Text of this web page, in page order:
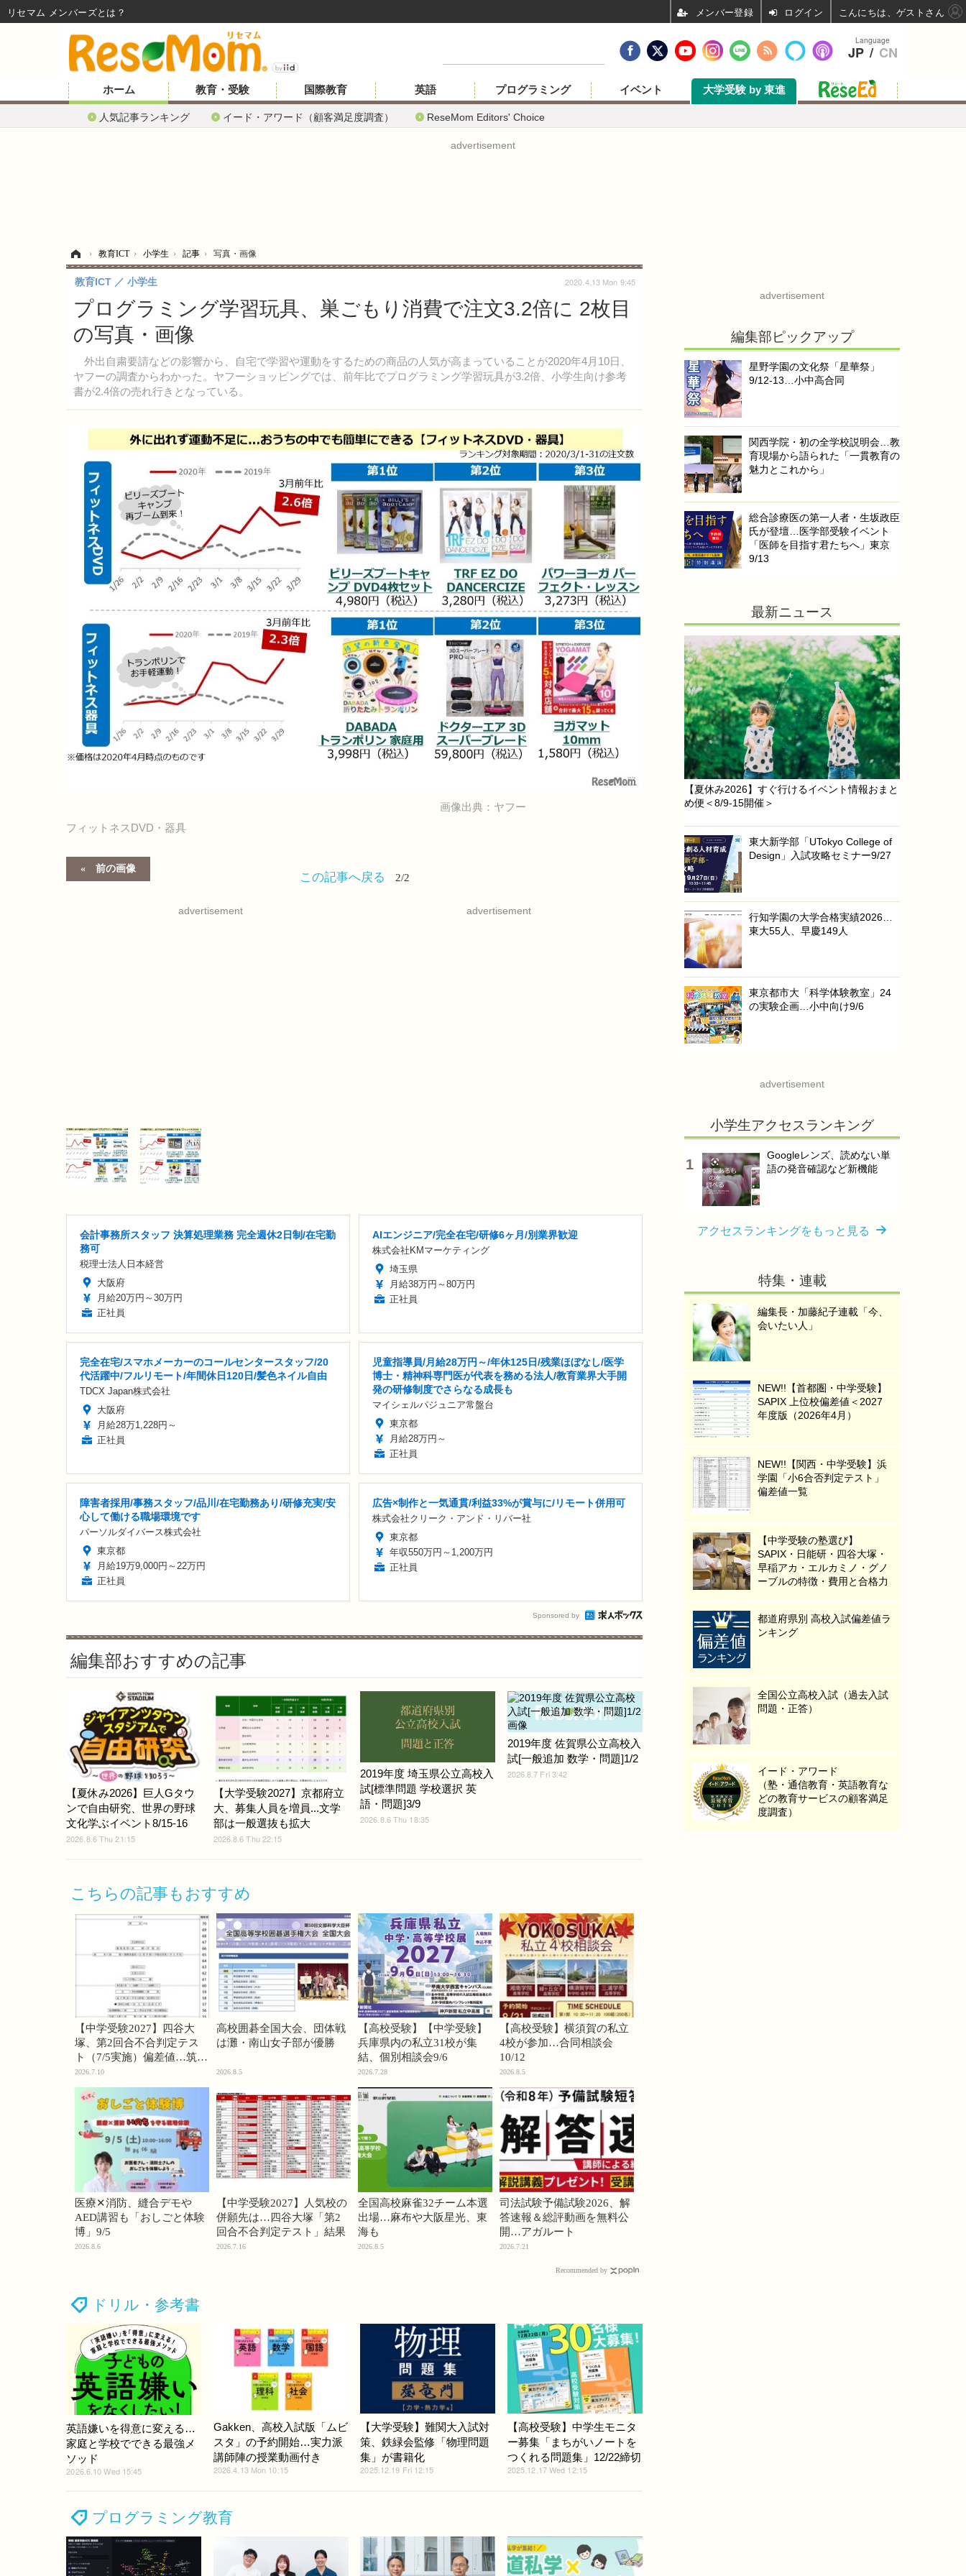
ホーム
人気記事ランキング イード・アワード（顧客満足度調査） ReseMom Editors' Choice
教育・受験 国際教育 英語 プログラミング イベント 大学受験 by 東進
advertisement
› 教育ICT › 小学生 › 記事 › 写真・画像
プログラミング学習玩具、巣ごもり消費で注文3.2倍に 2枚目
の写真・画像
外出自粛要請などの影響から、自宅で学習や運動をするための商品の人気が高まっていることが2020年4月10日、
ヤフーの調査からわかった。ヤフーショッピングでは、前年比でプログラミング学習玩具が3.2倍、小学生向け参考
書が2.4倍の売れ行きとなっている。
教育ICT 小学生 2020.4.13 Mon 9:45
画像出典：ヤフー
フィットネスDVD・器具
前の画像
この記事へ戻る 2/2
advertisement advertisement
会計事務所スタッフ 決算処理業務 完全週休2日制/在宅勤
務可
税理士法人日本経営
大阪府
月給20万円～30万円
正社員
AIエンジニア/完全在宅/研修6ヶ月/別業界歓迎
株式会社KMマーケティング
埼玉県
月給38万円～80万円
正社員
完全在宅/スマホメーカーのコールセンタースタッフ/20
代活躍中/フルリモート/年間休日120日/髪色ネイル自由
TDCX Japan株式会社
大阪府
月給28万1,228円～
正社員
児童指導員/月給28万円～/年休125日/残業ほぼなし/医学
博士・精神科専門医が代表を務める法人/教育業界大手開
発の研修制度でさらなる成長も
マイシェルパジュニア常盤台
東京都
月給28万円～
正社員
障害者採用/事務スタッフ/品川/在宅勤務あり/研修充実/安
心して働ける職場環境です
パーソルダイバース株式会社
東京都
月給19万9,000円～22万円
正社員
広告×制作と一気通貫/利益33%が賞与に/リモート併用可
株式会社クリーク・アンド・リバー社
東京都
年収550万円～1,200万円
正社員
Sponsored by
編集部おすすめの記事
【夏休み2026】巨人Gタウ
ンで自由研究、世界の野球
文化学ぶイベント8/15-16
2026.8.6 Thu 21:15
【大学受験2027】京都府立
大、募集人員を増員...文学
部は一般選抜も拡大
2026.8.6 Thu 22:15
2019年度 埼玉県公立高校入
試[標準問題 学校選択 英
語・問題]3/9
2026.8.6 Thu 18:35
2019年度 佐賀県公立高校入
試[一般追加 数学・問題]1/2
2026.8.7 Fri 3:42
こちらの記事もおすすめ
【中学受験2027】四谷大
塚、第2回合不合判定テス
ト（7/5実施）偏差値…筑駒
74・桜蔭70＜PR＞
2026.7.10
高校囲碁全国大会、団体戦
は灘・南山女子部が優勝
2026.8.5
【高校受験】【中学受験】
兵庫県内の私立31校が集
結、個別相談会9/6
2026.7.28
【高校受験】横須賀の私立
4校が参加…合同相談会
10/12
2026.8.5
医療✕消防、縫合デモや
AED講習も「おしごと体験
博」9/5
2026.8.6
【中学受験2027】人気校の
併願先は…四谷大塚「第2
回合不合判定テスト」結果
2026.7.16
全国高校麻雀32チーム本選
出場…麻布や大阪星光、東
海も
2026.8.5
司法試験予備試験2026、解
答速報＆総評動画を無料公
開…アガルート
2026.7.21
Recommended by
ドリル・参考書
英語嫌いを得意に変える…
家庭と学校でできる最強メ
ソッド
2026.6.10 Wed 15:45
Gakken、高校入試版「ムビ
スタ」の予約開始…実力派
講師陣の授業動画付き
2026.4.13 Mon 10:15
【大学受験】難関大入試対
策、鉄緑会監修「物理問題
集」が書籍化
2025.12.19 Fri 12:15
【高校受験】中学生モニタ
ー募集「まちがいノートを
つくれる問題集」12/22締切
2025.12.17 Wed 12:15
プログラミング教育
advertisement
編集部ピックアップ
星野学園の文化祭「星華祭」
9/12-13…小中高合同
関西学院・初の全学校説明会…教
育現場から語られた「一貫教育の
魅力とこれから」
総合診療医の第一人者・生坂政臣
氏が登壇…医学部受験イベント
「医師を目指す君たちへ」東京
9/13
最新ニュース
【夏休み2026】すぐ行けるイベント情報おまと
め便＜8/9-15開催＞
東大新学部「UTokyo College of
Design」入試攻略セミナー9/27
行知学園の大学合格実績2026…
東大55人、早慶149人
東京都市大「科学体験教室」24
の実験企画…小中向け9/6
advertisement
小学生アクセスランキング
Googleレンズ、読めない単
語の発音確認など新機能
アクセスランキングをもっと見る
特集・連載
編集長・加藤紀子連載「今、
会いたい人」
NEW!!【首都圏・中学受験】
SAPIX 上位校偏差値＜2027
年度版（2026年4月）
NEW!!【関西・中学受験】浜
学園「小6合否判定テスト」
偏差値一覧
【中学受験の塾選び】
SAPIX・日能研・四谷大塚・
早稲アカ・エルカミノ・グノ
ーブルの特徴・費用と合格力
都道府県別 高校入試偏差値ラ
ンキング
全国公立高校入試（過去入試
問題・正答）
イード・アワード
（塾・通信教育・英語教育な
どの教育サービスの顧客満足
度調査）
Language
JP / CN
リセマム メンバーズ ログイン こんにちは、ゲストさん